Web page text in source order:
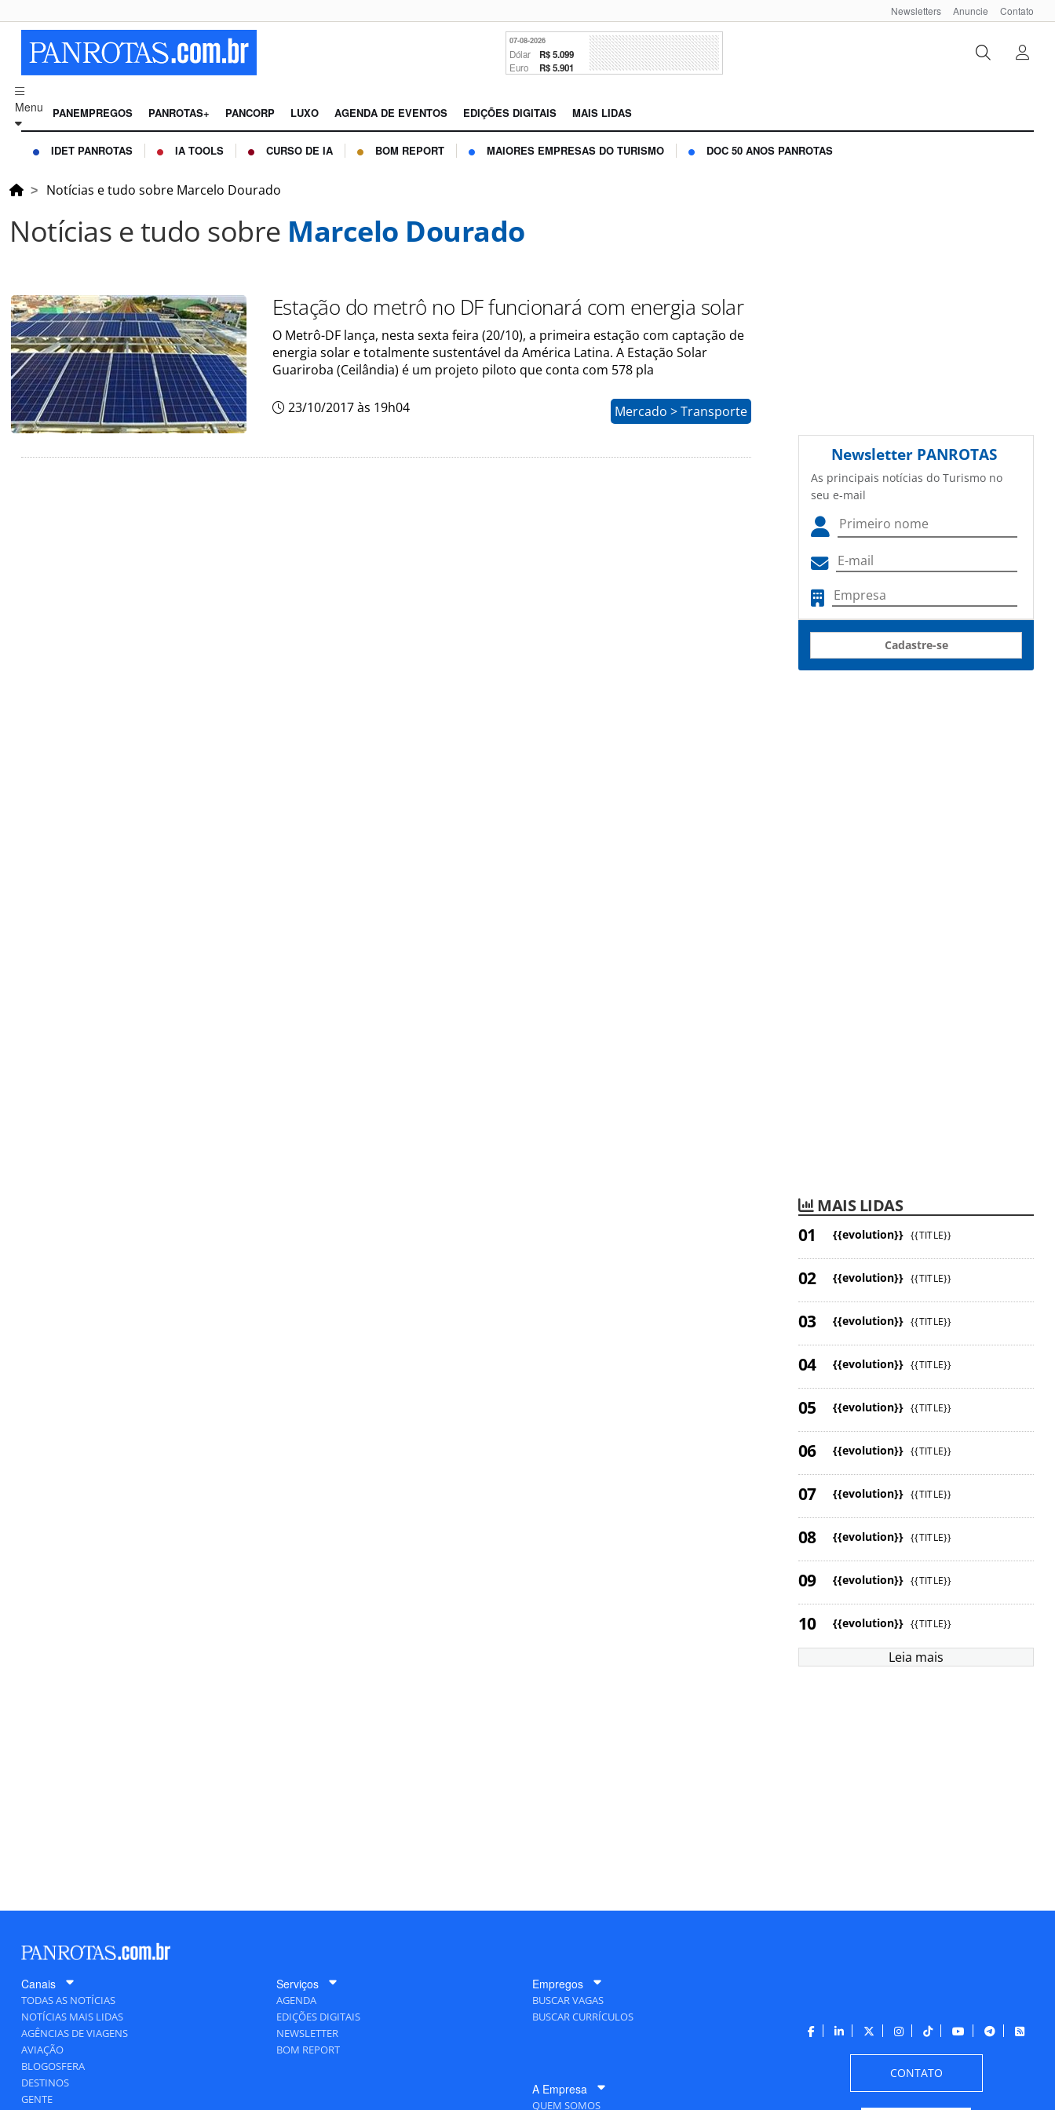
Newsletters Anuncie Contato
07-08-2026
Dólar R$ 5.099
Euro R$ 5.901
Menu PANEMPREGOS PANROTAS+ PANCORP LUXO AGENDA DE EVENTOS EDIÇÕES DIGITAIS MAIS LIDAS
IDET PANROTAS IA TOOLS CURSO DE IA BOM REPORT MAIORES EMPRESAS DO TURISMO DOC 50 ANOS PANROTAS
Notícias e tudo sobre Marcelo Dourado
Notícias e tudo sobre Marcelo Dourado
Estação do metrô no DF funcionará com energia solar
O Metrô-DF lança, nesta sexta feira (20/10), a primeira estação com captação de
energia solar e totalmente sustentável da América Latina. A Estação Solar
Guariroba (Ceilândia) é um projeto piloto que conta com 578 pla
23/10/2017 às 19h04 Mercado > Transporte
Newsletter PANROTAS
As principais notícias do Turismo no
seu e-mail
Cadastre-se
MAIS LIDAS
{{evolution}} {{TITLE}}
{{evolution}} {{TITLE}}
{{evolution}} {{TITLE}}
{{evolution}} {{TITLE}}
{{evolution}} {{TITLE}}
{{evolution}} {{TITLE}}
{{evolution}} {{TITLE}}
{{evolution}} {{TITLE}}
{{evolution}} {{TITLE}}
{{evolution}} {{TITLE}}
Leia mais
Canais
TODAS AS NOTÍCIAS
NOTÍCIAS MAIS LIDAS
AGÊNCIAS DE VIAGENS
AVIAÇÃO
BLOGOSFERA
DESTINOS
GENTE
Serviços
AGENDA
EDIÇÕES DIGITAIS
NEWSLETTER
BOM REPORT
Empregos
BUSCAR VAGAS
BUSCAR CURRÍCULOS
A Empresa
QUEM SOMOS
CONTATO